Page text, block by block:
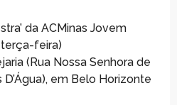
da ACMinas Jovem
feira)
(Rua Nossa Senhora de
D’Água), em Belo Horizonte